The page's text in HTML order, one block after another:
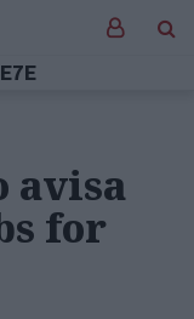
avisa
for